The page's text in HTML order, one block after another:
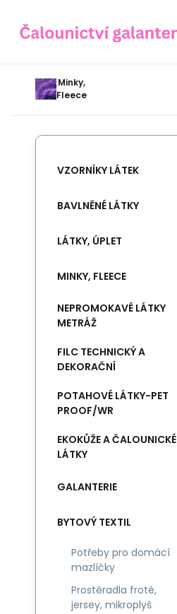
Minky,
Fleece
VZORNÍKY LÁTEK
BAVLNĚNÉ LÁTKY
LÁTKY, ÚPLET
MINKY, FLEECE
NEPROMOKAVÉ LÁTKY
METRÁŽ
FILC TECHNICKÝ A
DEKORAČNÍ
POTAHOVÉ LÁTKY-PET
PROOF/WR
EKOKŮŽE A ČALOUNICKÉ
LÁTKY
GALANTERIE
BYTOVÝ TEXTIL
Potřeby pro domácí
mazlíčky
Prostěradla froté,
jersey, mikroplyš